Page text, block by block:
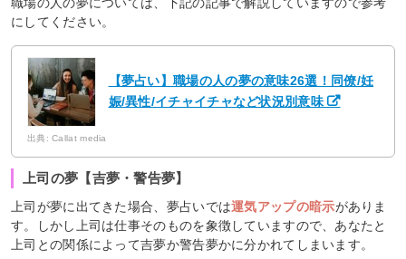
にしてください。
【夢占い】職場の人の夢の意味26選！同僚/妊
娠/異性/イチャイチャなど状況別意味
出典: Callat media
上司の夢【吉夢・警告夢】
上司が夢に出てきた場合、夢占いでは運気アップの暗示がありま
す。しかし上司は仕事そのものを象徴していますので、あなたと
上司との関係によって吉夢か警告夢かに分かれてしまいます。